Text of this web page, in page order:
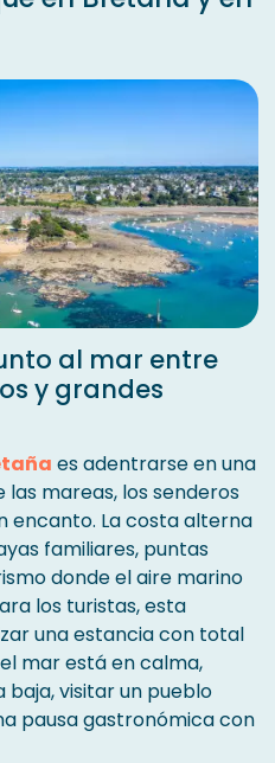
al mar entre
y grandes
es adentrarse en una
mareas, los senderos
encanto. La costa alterna
familiares, puntas
donde el aire marino
los turistas, esta
una estancia con total
mar está en calma,
visitar un pueblo
pausa gastronómica con